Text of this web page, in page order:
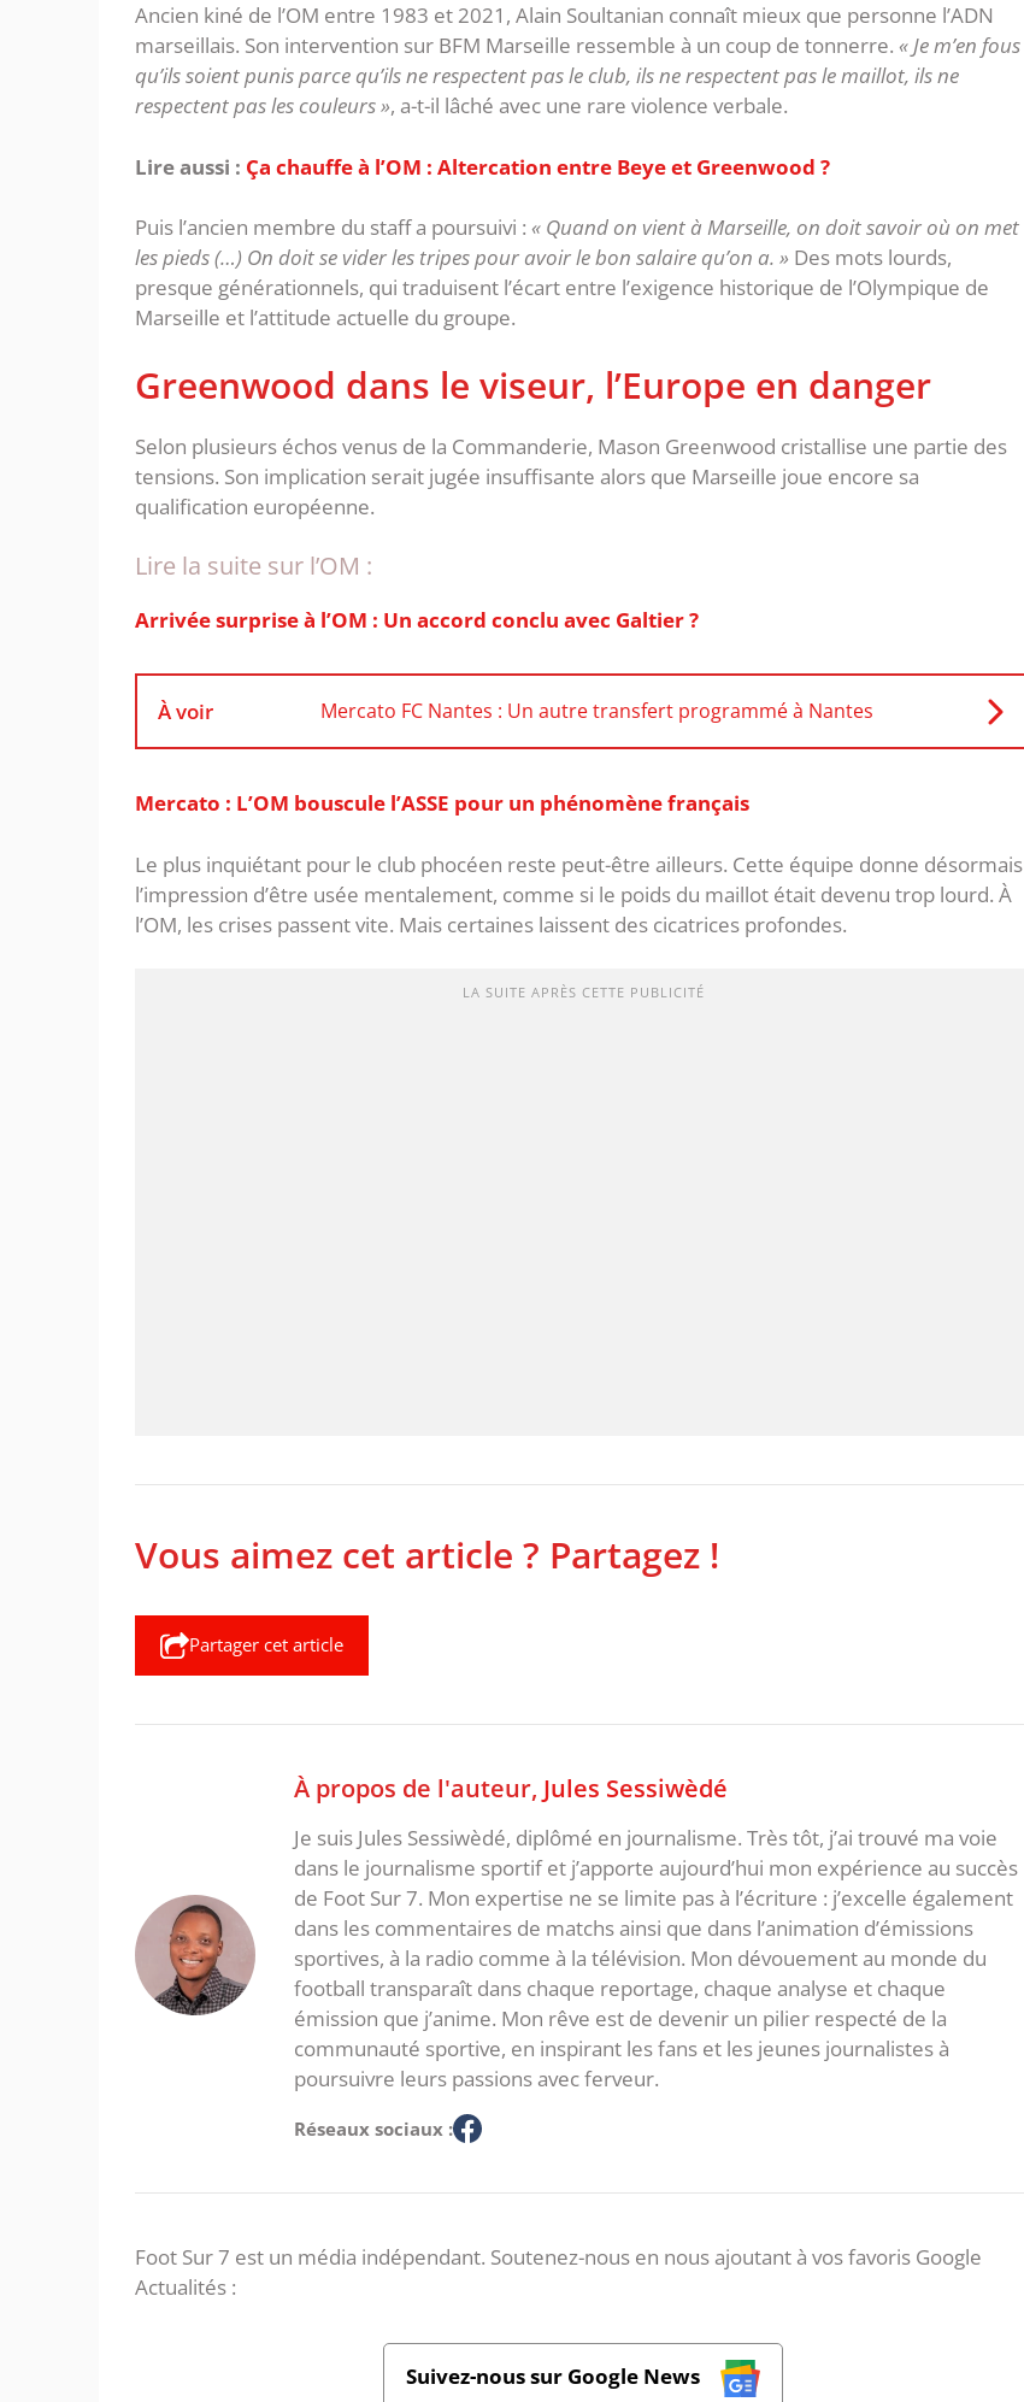
‎Ancien kiné de l’OM entre 1983 et 2021, Alain Soultanian connaît mieux que personne l’ADN
marseillais. Son intervention sur BFM Marseille ressemble à un coup de tonnerre. « Je m’en fous
qu’ils soient punis parce qu’ils ne respectent pas le club, ils ne respectent pas le maillot, ils ne
respectent pas les couleurs », a-t-il lâché avec une rare violence verbale.
Lire aussi : Ça chauffe à l’OM : Altercation entre Beye et Greenwood ?
‎Puis l’ancien membre du staff a poursuivi : « Quand on vient à Marseille, on doit savoir où on met
les pieds (…) On doit se vider les tripes pour avoir le bon salaire qu’on a. » Des mots lourds,
presque générationnels, qui traduisent l’écart entre l’exigence historique de l’Olympique de
Marseille et l’attitude actuelle du groupe.
‎Greenwood dans le viseur, l’Europe en danger
‎Selon plusieurs échos venus de la Commanderie, Mason Greenwood cristallise une partie des
tensions. Son implication serait jugée insuffisante alors que Marseille joue encore sa
qualification européenne. ‎
Lire la suite sur l’OM :
Arrivée surprise à l’OM : Un accord conclu avec Galtier ?
À voir Mercato FC Nantes : Un autre transfert programmé à Nantes
Mercato : L’OM bouscule l’ASSE pour un phénomène français
Le plus inquiétant pour le club phocéen reste peut-être ailleurs. Cette équipe donne désormais
l’impression d’être usée mentalement, comme si le poids du maillot était devenu trop lourd. À
l’OM, les crises passent vite. Mais certaines laissent des cicatrices profondes.
LA SUITE APRÈS CETTE PUBLICITÉ
Vous aimez cet article ? Partagez !
Partager cet article
À propos de l'auteur, Jules Sessiwèdé
Je suis Jules Sessiwèdé, diplômé en journalisme. Très tôt, j’ai trouvé ma voie
dans le journalisme sportif et j’apporte aujourd’hui mon expérience au succès
de Foot Sur 7. Mon expertise ne se limite pas à l’écriture : j’excelle également
dans les commentaires de matchs ainsi que dans l’animation d’émissions
sportives, à la radio comme à la télévision. Mon dévouement au monde du
football transparaît dans chaque reportage, chaque analyse et chaque
émission que j’anime. Mon rêve est de devenir un pilier respecté de la
communauté sportive, en inspirant les fans et les jeunes journalistes à
poursuivre leurs passions avec ferveur.
Réseaux sociaux :
Foot Sur 7 est un média indépendant. Soutenez-nous en nous ajoutant à vos favoris Google
Actualités :
Suivez-nous sur Google News